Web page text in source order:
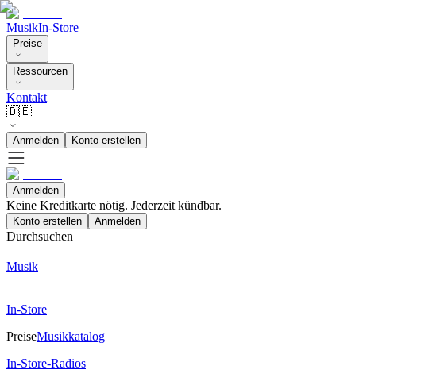
MusikIn-Store
Preise
Ressourcen
Kontakt
🇩🇪
Anmelden Konto erstellen
Anmelden
Keine Kreditkarte nötig. Jederzeit kündbar.
Konto erstellen Anmelden
Durchsuchen
Musik
In-Store
PreiseMusikkatalog
In-Store-Radios